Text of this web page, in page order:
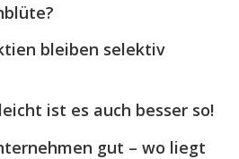
bleiben selektiv
ist es auch besser so!
gut – wo liegt